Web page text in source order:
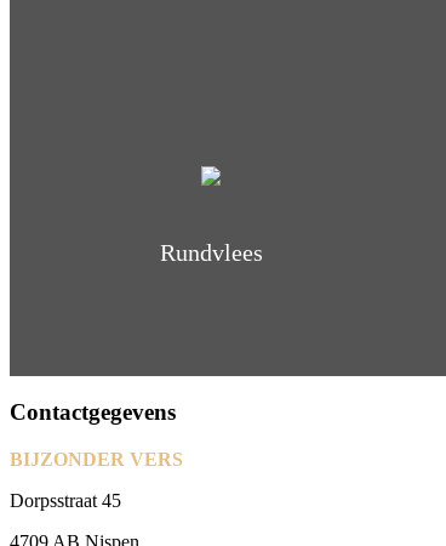
Rundvlees
Contactgegevens
BIJZONDER VERS
Dorpsstraat 45
4709 AB Nispen